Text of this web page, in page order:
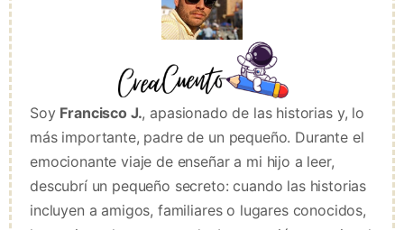
Soy Francisco J., apasionado de las historias y, lo
más importante, padre de un pequeño. Durante el
emocionante viaje de enseñar a mi hijo a leer,
descubrí un pequeño secreto: cuando las historias
incluyen a amigos, familiares o lugares conocidos,